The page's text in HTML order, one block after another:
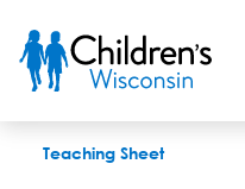
Teaching Sheet